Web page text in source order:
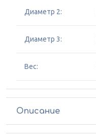
Диаметр 2:
Диаметр 3:
Вес:
Описание